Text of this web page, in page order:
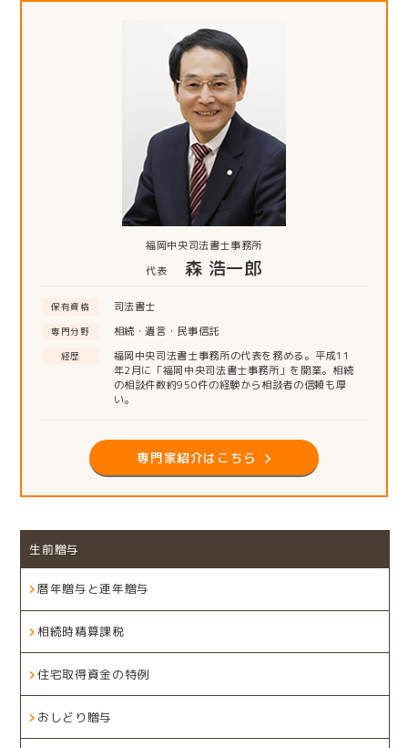
福岡中央司法書士事務所
代表
森 浩一郎
保有資格 司法書士
専門分野 相続・遺言・民事信託
経歴
福岡中央司法書士事務所の代表を務める。平成11
年2月に「福岡中央司法書士事務所」を開業。相続
の相談件数約950件の経験から相談者の信頼も厚
い。
専門家紹介はこちら
生前贈与
暦年贈与と連年贈与
相続時精算課税
住宅取得資金の特例
おしどり贈与